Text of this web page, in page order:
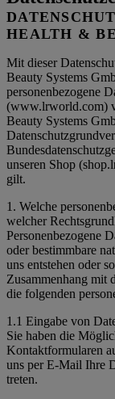
HEALTH &
Mit dieser
Beauty Systems
personenbezogene
(www.lrworld.com)
Beauty Systems
unseren Shop
gilt.
1. Welche
welcher
Personenbezogene
oder bestimmbare
uns entstehen oder
Zusammenhang mit
die folgenden
1.1 Eingabe von
Sie haben die
Kontaktformularen
uns per E-Mail Ihre
treten.